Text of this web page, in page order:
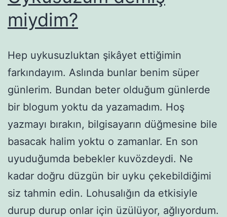
miydim?
Hep uykusuzluktan şikâyet ettiğimin
farkındayım. Aslında bunlar benim süper
günlerim. Bundan beter olduğum günlerde
bir blogum yoktu da yazamadım. Hoş
yazmayı bırakın, bilgisayarın düğmesine bile
basacak halim yoktu o zamanlar. En son
uyuduğumda bebekler kuvözdeydi. Ne
kadar doğru düzgün bir uyku çekebildiğimi
siz tahmin edin. Lohusalığın da etkisiyle
durup durup onlar için üzülüyor, ağlıyordum.